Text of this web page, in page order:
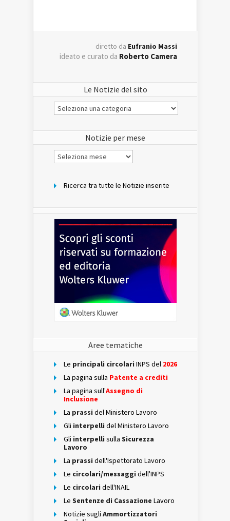
diretto da Eufranio Massi
ideato e curato da Roberto Camera
Le Notizie del sito
Le
Notizie
Notizie per mese
Notizie
per
Ricerca tra tutte le Notizie inserite
Aree tematiche
Le principali circolari INPS del 2026
La pagina sulla Patente a crediti
La pagina sull'Assegno di
Inclusione
La prassi del Ministero Lavoro
Gli interpelli del Ministero Lavoro
Gli interpelli sulla Sicurezza
Lavoro
La prassi dell'Ispettorato Lavoro
Le circolari/messaggi dell'INPS
Le circolari dell'INAIL
Le Sentenze di Cassazione Lavoro
Notizie sugli Ammortizzatori